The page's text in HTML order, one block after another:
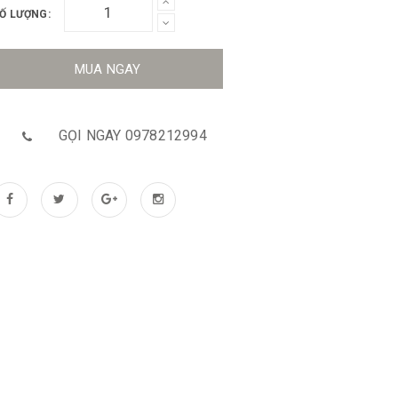
LƯỢNG:
MUA NGAY
GỌI NGAY 0978212994